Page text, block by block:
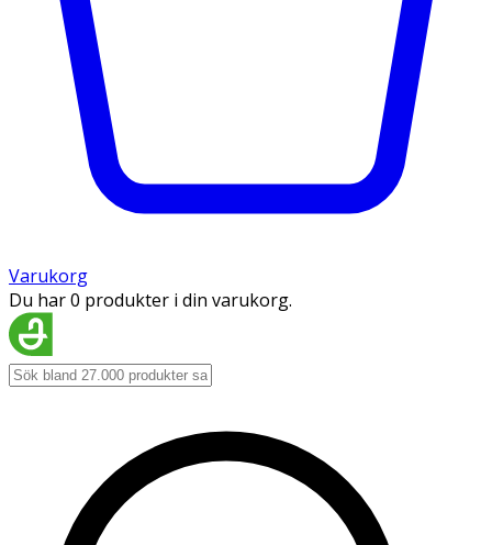
Varukorg
Du har 0 produkter i din varukorg.